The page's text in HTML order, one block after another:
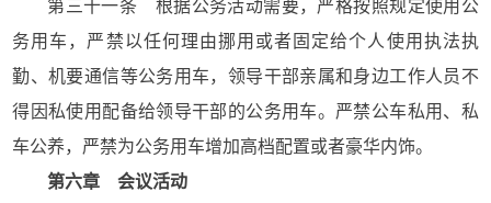
第三十一条 根据公务活动需要，严格按照规定使用公
务用车，严禁以任何理由挪用或者固定给个人使用执法执
勤、机要通信等公务用车，领导干部亲属和身边工作人员不
得因私使用配备给领导干部的公务用车。严禁公车私用、私
车公养，严禁为公务用车增加高档配置或者豪华内饰。
第六章 会议活动